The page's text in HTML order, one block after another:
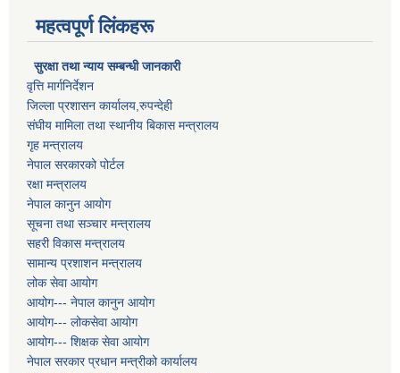
महत्वपूर्ण लिंकहरू
सुरक्षा तथा न्याय सम्बन्धी जानकारी
वृत्ति मार्गनिर्देशन
जिल्ला प्रशासन कार्यालय,रुपन्देही
संघीय मामिला तथा स्थानीय बिकास मन्त्रालय
गृह मन्त्रालय
नेपाल सरकारको पोर्टल
रक्षा मन्त्रालय
नेपाल कानुन आयोग
सूचना तथा सञ्चार मन्त्रालय
सहरी विकास मन्त्रालय
सामान्य प्रशाशन मन्त्रालय
लोक सेवा आयोग
आयोग--- नेपाल कानुन आयोग
आयोग--- लोकसेवा आयोग
आयोग--- शिक्षक सेवा आयोग
नेपाल सरकार प्रधान मन्त्रीको कार्यालय